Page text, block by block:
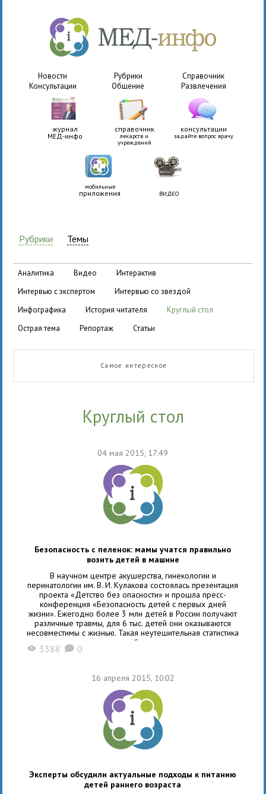
Новости Рубрики
Справочник
Консультации
Общение Развлечения
журнал
МЕД-инфо
справочник
лекарств и
учреждений
консультации
задайте вопрос врачу
мобильные
приложения ВИДЕО
Рубрики Темы
аналитика видео
интерактив
интервью с экспертом
интервью со звездой
инфографика
история читателя
круглый стол
острая тема
репортаж статьи
Самое интересное
круглый стол
04 мая 2015, 17:49
Безопасность с пеленок: мамы учатся правильно
возить детей в машине
В научном центре акушерства, гинекологии и
перинатологии им. В. И. Кулакова состоялась презентация
проекта «Детство без опасности» и прошла пресс-
конференция «Безопасность детей с первых дней
жизни». Ежегодно более 3 млн детей в России получают
различные травмы, для 6 тыс. детей они оказываются
несовместимы с жизнью. Такая неутешительная статистика
показывает, что необходимо повышать
информированность родителей о том, как обеспечить
X 3388 K 0
16 апреля 2015, 10:02
Эксперты обсудили актуальные подходы к питанию
детей раннего возраста